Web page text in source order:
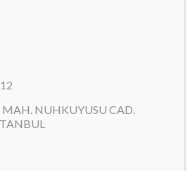
NUHKUYUSU CAD.